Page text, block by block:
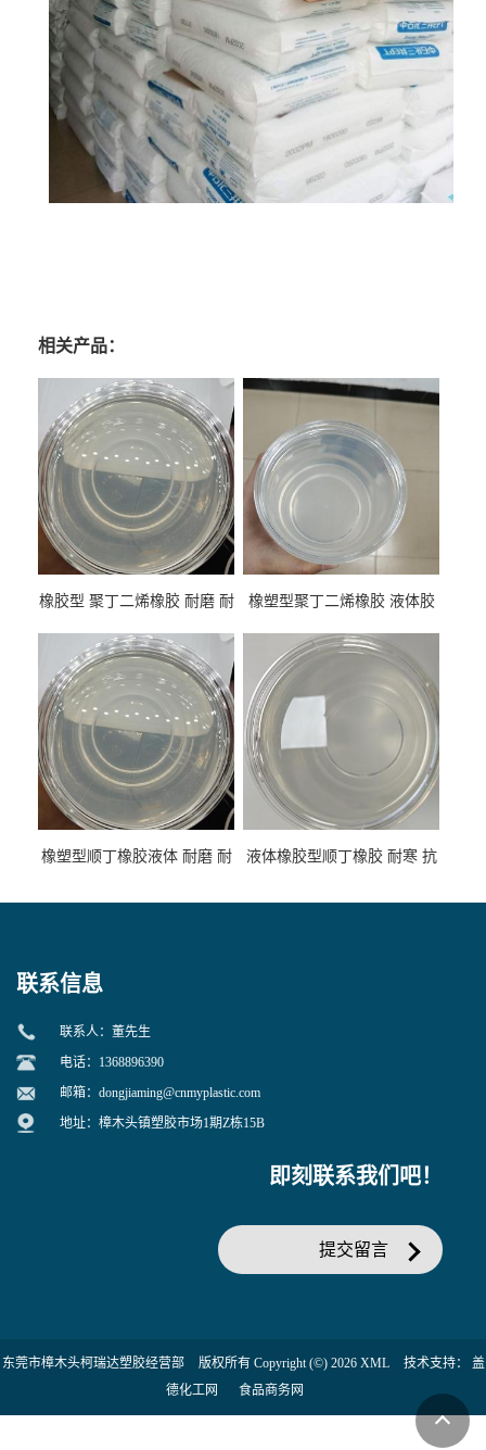
相关产品：
橡胶型 聚丁二烯橡胶 耐磨 耐
性
橡塑型聚丁二烯橡胶 液体胶
专用
橡塑型顺丁橡胶液体 耐磨 耐
液体橡胶型顺丁橡胶 耐寒 抗
联系信息
联系人：董先生
电话：1368896390
邮箱： dongjiaming@cnmyplastic.com
地址：樟木头镇塑胶市场1期Z栋15B
即刻联系我们吧！
提交留言
东莞市樟木头柯瑞达塑胶经营部 版权所有 Copyright (©) 2026 XML 技术支持： 盖
德化工网
食品商务网